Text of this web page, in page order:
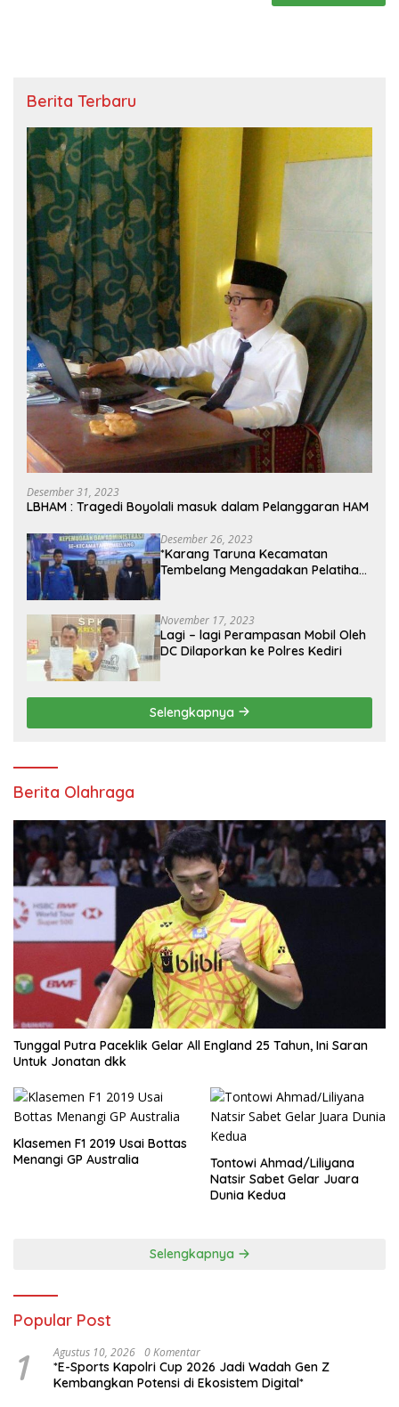
Berita Terbaru
Desember 31, 2023
LBHAM : Tragedi Boyolali masuk dalam Pelanggaran HAM
Desember 26, 2023
*Karang Taruna Kecamatan
Tembelang Mengadakan Pelatihan
November 17, 2023
Lagi – lagi Perampasan Mobil Oleh
DC Dilaporkan ke Polres Kediri
Selengkapnya
Berita Olahraga
Tunggal Putra Paceklik Gelar All England 25 Tahun, Ini Saran
Untuk Jonatan dkk
Klasemen F1 2019 Usai Bottas
Menangi GP Australia
Tontowi Ahmad/Liliyana
Natsir Sabet Gelar Juara
Dunia Kedua
Selengkapnya
Popular Post
1 Agustus 10, 2026 0 Komentar
*E-Sports Kapolri Cup 2026 Jadi Wadah Gen Z
Kembangkan Potensi di Ekosistem Digital*